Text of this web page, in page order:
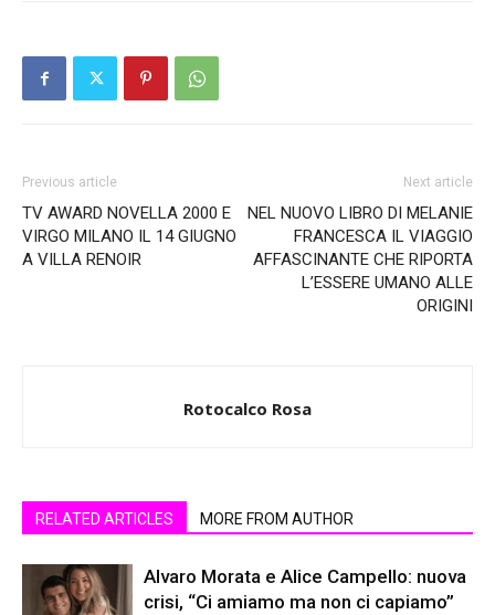
Previous article
TV AWARD NOVELLA 2000 E
VIRGO MILANO IL 14 GIUGNO
A VILLA RENOIR
Next article
NEL NUOVO LIBRO DI MELANIE
FRANCESCA IL VIAGGIO
AFFASCINANTE CHE RIPORTA
L’ESSERE UMANO ALLE
ORIGINI
Rotocalco Rosa
RELATED ARTICLES MORE FROM AUTHOR
Alvaro Morata e Alice Campello: nuova
crisi, “Ci amiamo ma non ci capiamo”